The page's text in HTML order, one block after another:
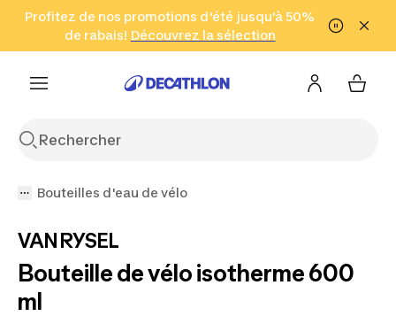
Aller à la recherche Aller au contenu Aller au pied de
Profitez de nos promotions d'été jusqu'à 50%
de rabais! Découvrez la sélection
Cliquez ici
en seulement 2 h!
(Zones sélectionnées)
Bouteilles d'eau de vélo
VAN RYSEL
Bouteille de vélo isotherme 600
ml